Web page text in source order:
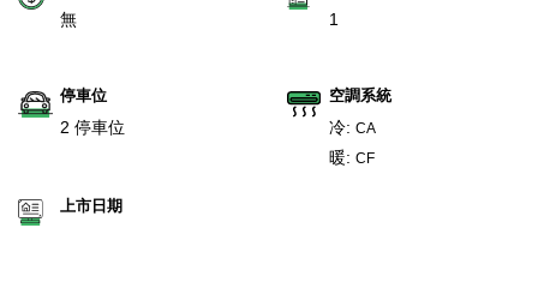
無 1
停車位
2 停車位
空調系統
冷: CA
暖: CF
上市日期